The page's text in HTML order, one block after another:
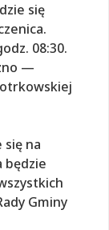
się
08:30.
—
się na
będzie
Gminy